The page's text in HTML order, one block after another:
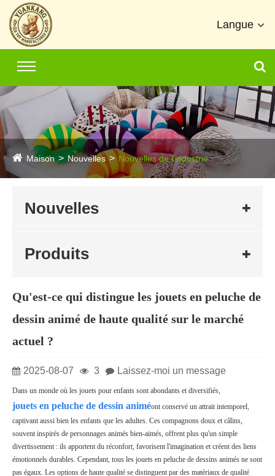
Langue
Maison Nouvelles Nouvelles de l'industrie
Nouvelles
Produits
Qu'est-ce qui distingue les jouets en peluche de
dessin animé de haute qualité sur le marché
actuel ?
2025-08-07 3 Laissez-moi un message
Dans un monde où les jouets pour enfants sont abondants et diversifiés,
jouets en peluche de dessin animéont conservé un attrait intemporel,
captivant aussi bien les enfants que les adultes. Ces compagnons doux et câlins,
souvent inspirés de personnages animés bien-aimés, offrent plus qu'un simple
divertissement : ils apportent du réconfort, favorisent l'imagination et créent des liens
émotionnels durables. Cependant, tous les jouets en peluche de dessins animés ne sont
pas égaux. Les options de haute qualité se distinguent par des matériaux de qualité